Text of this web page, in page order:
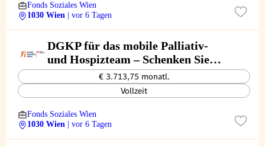
Fonds Soziales Wien
1030 Wien
| vor 6 Tagen
DGKP für das mobile Palliativ-
und Hospizteam – Schenken Sie
(sich) Lebensqualität! (26/04/WPB)
€ 3.713,75 monatl.
Vollzeit
Fonds Soziales Wien
1030 Wien
| vor 6 Tagen